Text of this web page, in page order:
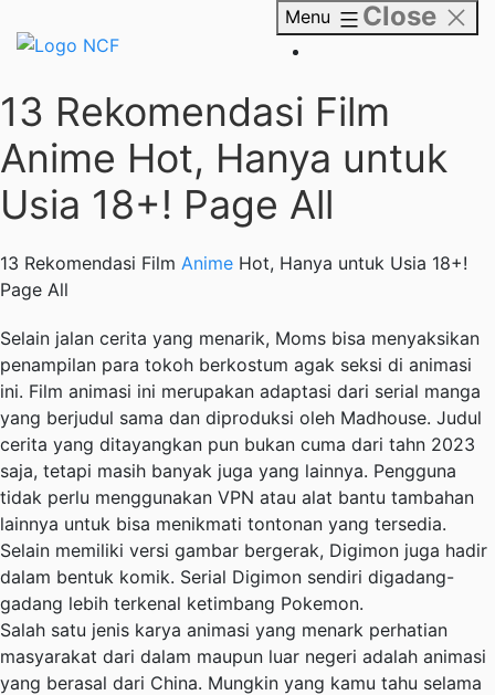
Menu Close
13 Rekomendasi Film
Anime Hot, Hanya untuk
Usia 18+! Page All
13 Rekomendasi Film Anime Hot, Hanya untuk Usia 18+!
Page All
Selain jalan cerita yang menarik, Moms bisa menyaksikan
penampilan para tokoh berkostum agak seksi di animasi
ini. Film animasi ini merupakan adaptasi dari serial manga
yang berjudul sama dan diproduksi oleh Madhouse. Judul
cerita yang ditayangkan pun bukan cuma dari tahn 2023
saja, tetapi masih banyak juga yang lainnya. Pengguna
tidak perlu menggunakan VPN atau alat bantu tambahan
lainnya untuk bisa menikmati tontonan yang tersedia.
Selain memiliki versi gambar bergerak, Digimon juga hadir
dalam bentuk komik. Serial Digimon sendiri digadang-
gadang lebih terkenal ketimbang Pokemon.
Salah satu jenis karya animasi yang menark perhatian
masyarakat dari dalam maupun luar negeri adalah animasi
yang berasal dari China. Mungkin yang kamu tahu selama